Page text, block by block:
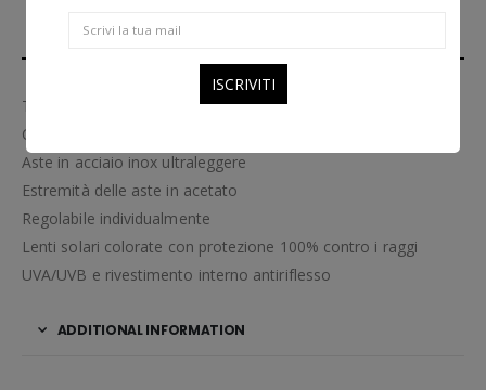
DESCRIPTION
Telaio in acetato sottile anteriore
Cerniera a spirale brevettata
Aste in acciaio inox ultraleggere
Estremità delle aste in acetato
Regolabile individualmente
Lenti solari colorate con protezione 100% contro i raggi
UVA/UVB e rivestimento interno antiriflesso
ADDITIONAL INFORMATION